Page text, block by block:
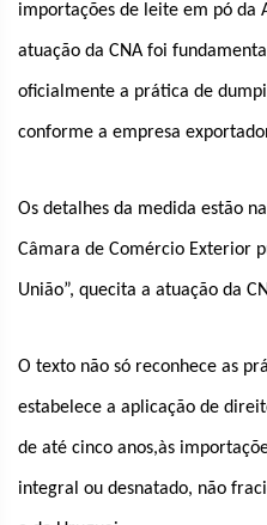
importações de leite em pó da
atuação da CNA foi
oficialmente a prática de
conforme a empresa
Os detalhes da medida estão
Câmara de Comércio Exterior
União”, quecita a atuação da
O texto não só reconhece as
estabelece a aplicação de
de até cinco anos,às
integral ou desnatado, não